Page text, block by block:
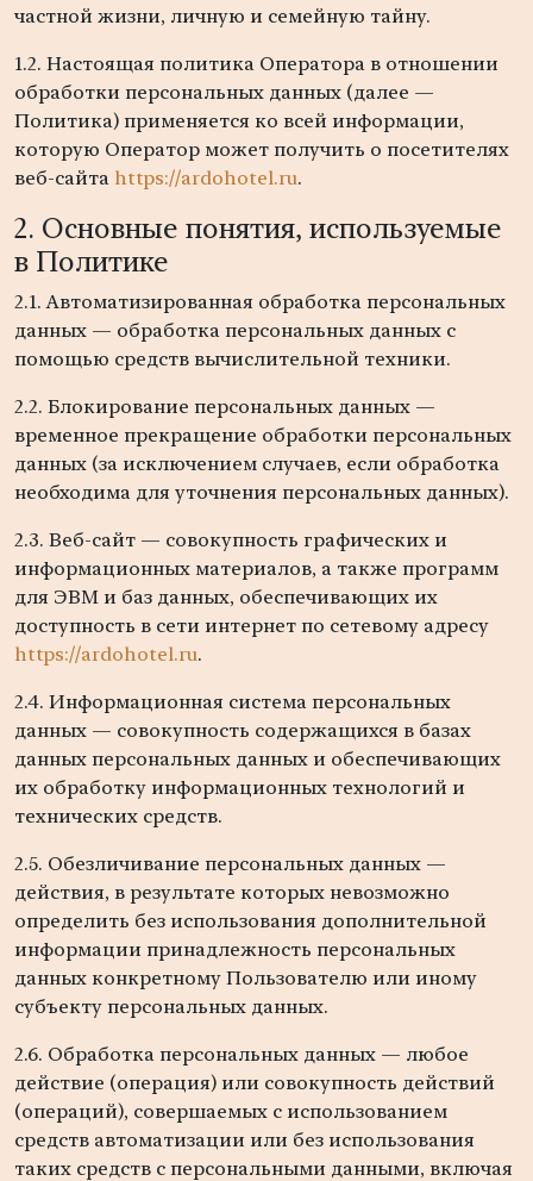
частной жизни, личную и семейную тайну.
1.2. Настоящая политика Оператора в отношении
обработки персональных данных (далее —
Политика) применяется ко всей информации,
которую Оператор может получить о посетителях
веб-сайта https://ardohotel.ru.
2. Основные понятия, используемые
в Политике
2.1. Автоматизированная обработка персональных
данных — обработка персональных данных с
помощью средств вычислительной техники.
2.2. Блокирование персональных данных —
временное прекращение обработки персональных
данных (за исключением случаев, если обработка
необходима для уточнения персональных данных).
2.3. Веб-сайт — совокупность графических и
информационных материалов, а также программ
для ЭВМ и баз данных, обеспечивающих их
доступность в сети интернет по сетевому адресу
https://ardohotel.ru.
2.4. Информационная система персональных
данных — совокупность содержащихся в базах
данных персональных данных и обеспечивающих
их обработку информационных технологий и
технических средств.
2.5. Обезличивание персональных данных —
действия, в результате которых невозможно
определить без использования дополнительной
информации принадлежность персональных
данных конкретному Пользователю или иному
субъекту персональных данных.
2.6. Обработка персональных данных — любое
действие (операция) или совокупность действий
(операций), совершаемых с использованием
средств автоматизации или без использования
таких средств с персональными данными, включая